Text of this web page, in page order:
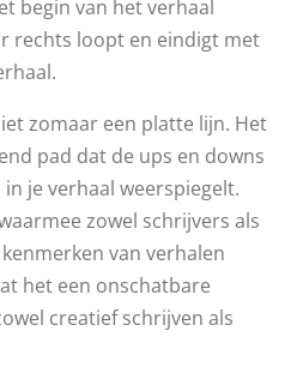
begin van het verhaal
rechts loopt en eindigt met
zomaar een platte lijn. Het
pad dat de ups en downs
je verhaal weerspiegelt.
zowel schrijvers als
van verhalen
het een onschatbare
creatief schrijven als